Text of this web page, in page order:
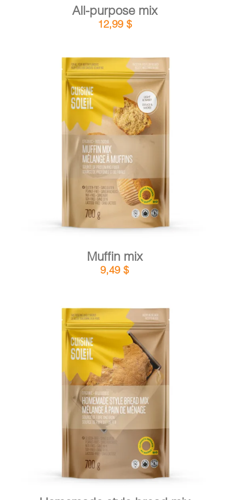
All-purpose mix
12,99 $
ADD TO CART
Muffin mix
9,49 $
ADD TO CART DETAILS